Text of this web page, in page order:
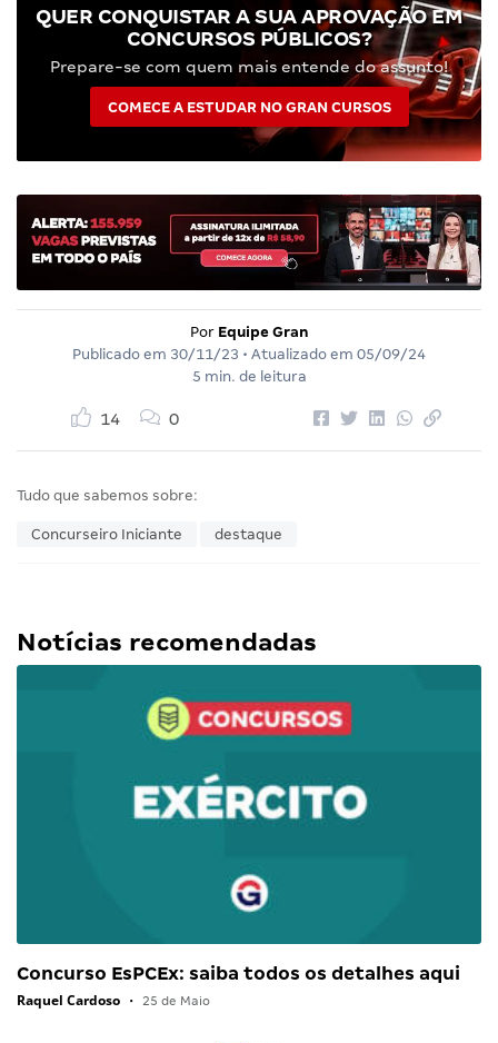
QUER CONQUISTAR A SUA APROVAÇÃO EM
CONCURSOS PÚBLICOS?
Prepare-se com quem mais entende do assunto!
COMECE A ESTUDAR NO GRAN CURSOS
Por Equipe Gran
Publicado em 30/11/23 • Atualizado em 05/09/24
5 min. de leitura
14 0
Tudo que sabemos sobre:
Concurseiro Iniciante destaque
Notícias recomendadas
Concurso EsPCEx: saiba todos os detalhes aqui
Raquel Cardoso • 25 de Maio